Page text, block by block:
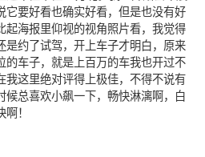
它要好看也确实好看，但是也没有好
起海报里仰视的视角照片看，我觉得
是约了试驾，开上车子才明白，原来
的车子，就是上百万的车我也开过不
我这里绝对评得上极佳，不得不说有
候总喜欢小飙一下，畅快淋漓啊，白
！